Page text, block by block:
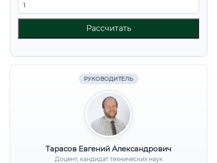
Рассчитать
РУКОВОДИТЕЛЬ
Тарасов Евгений Александрович
Доцент, кандидат технических наук